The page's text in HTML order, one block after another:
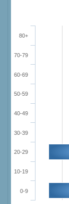
0-9
10-19
20-29
30-39
40-49
50-59
60-69
70-79
80+